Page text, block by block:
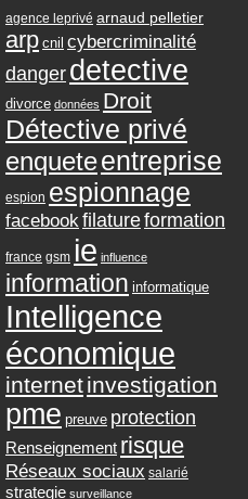
agence leprivé arnaud pelletier
arp cnil cybercriminalité
danger detective
divorce données Droit
Détective privé
enqueteentreprise
espion espionnage
facebookfilatureformation
france gsm ie influence
information informatique
Intelligence
économique
internetinvestigation
pme preuve protection
Renseignement risque
Réseaux sociaux salarié
strategie surveillance